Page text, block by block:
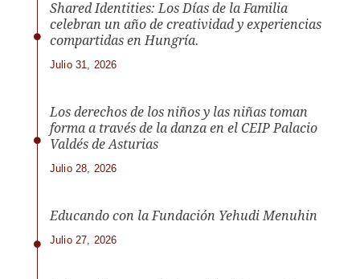
Shared Identities: Los Días de la Familia
celebran un año de creatividad y experiencias
compartidas en Hungría.
Julio 31, 2026
Los derechos de los niños y las niñas toman
forma a través de la danza en el CEIP Palacio
Valdés de Asturias
Julio 28, 2026
Educando con la Fundación Yehudi Menuhin
Julio 27, 2026